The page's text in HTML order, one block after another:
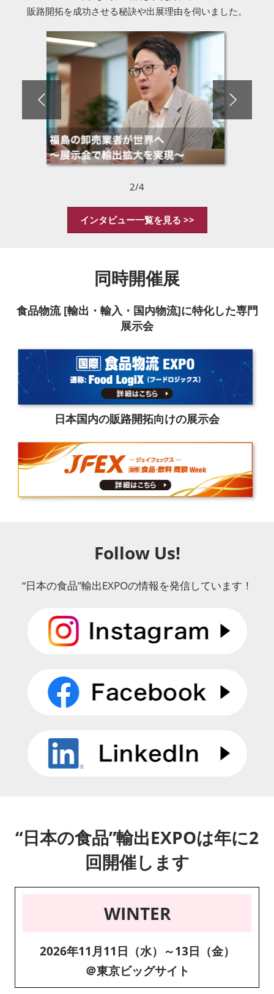
販路開拓を成功させる秘訣や出展理由を伺いました。
3/4
インタビュー一覧を見る >>
同時開催展
食品物流 [輸出・輸入・国内物流]に特化した専門
展示会
日本国内の販路開拓向けの展示会
Follow Us!
“日本の食品”輸出EXPOの情報を発信しています！
“日本の食品”輸出EXPOは年に2
回開催します
WINTER
2026年11月11日（水）～13日（金）
＠東京ビッグサイト